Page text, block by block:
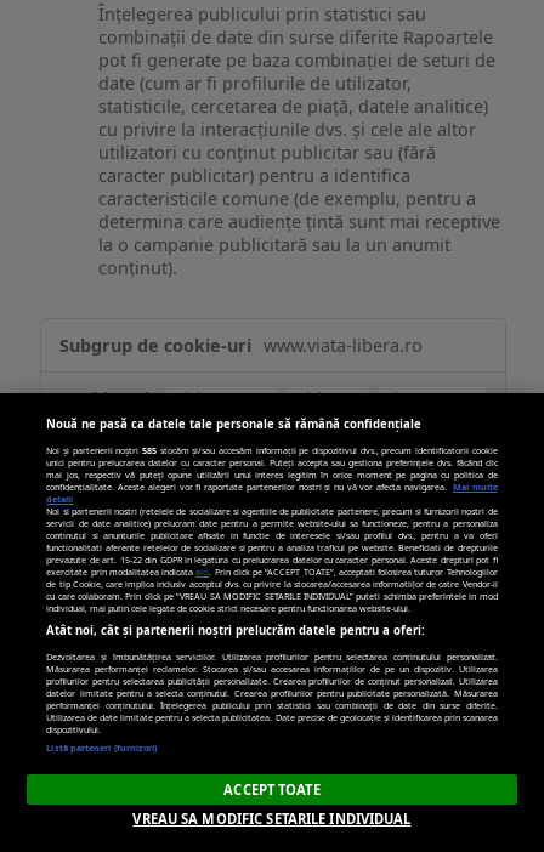
Înțelegerea publicului prin statistici sau
combinații de date din surse diferite Rapoartele
pot fi generate pe baza combinației de seturi de
date (cum ar fi profilurile de utilizator,
statisticile, cercetarea de piață, datele analitice)
cu privire la interacțiunile dvs. și cele ale altor
utilizatori cu conținut publicitar sau (fără
caracter publicitar) pentru a identifica
caracteristicile comune (de exemplu, pentru a
determina care audiențe țintă sunt mai receptive
la o campanie publicitară sau la un anumit
conținut).
www.viata-libera.ro
evid_set_0046,evid_0046,adptset_0046
Primare
Câteva secunde, 90 zile,
Câteva secunde
viata-libera.ro
cX_G,__utmt,_ga_xxxxxxxxxx,_ga,
__utmb,__utma,__utmz,__utmc,cX_P,
_ga_YTJQVQYCPP
394 zile, Câteva
secunde, 399 zile, 399 zile, Câteva secunde, 399
Nouă ne pasă ca datele tale personale să rămână confidențiale
Noi și partenerii noștri585 stocăm și/sau accesăm informații pe dispozitivul dvs., precum identificatorii cookie
unici pentru prelucrarea datelor cu caracter personal. Puteți accepta sau gestiona preferințele dvs. făcând clic
mai jos, respectiv vă puteți opune utilizării unui interes legitim în orice moment pe pagina cu politica de
confidențialitate. Aceste alegeri vor fi raportate partenerilor noștri și nu vă vor afecta navigarea.
Mai multe
detalii
Noi si partenerii nostri (retelele de socializare si agentiile de publicitate partenere, precum si furnizorii nostri de
servicii de date analitice) prelucram date pentru a permite website-ului sa functioneze, pentru a personaliza
continutul si anunturile publicitare afisate in functie de interesele si/sau profilul dvs., pentru a va oferi
functionalitati aferente retelelor de socializare si pentru a analiza traficul pe website. Beneficiati de drepturile
prevazute de art. 15-22 din GDPR in legatura cu prelucrarea datelor cu caracter personal. Aceste drepturi pot fi
exercitate prin modalitatea indicataaici . Prin click pe “ACCEPT TOATE”, acceptati folosirea tuturor Tehnologiilor
de tip Cookie, care implica inclusiv acceptul dvs. cu privire la stocarea/accesarea informatiilor de catre Vendor-ii
cu care colaboram. Prin click pe “VREAU SA MODIFIC SETARILE INDIVIDUAL” puteti schimba preferintele in mod
individual, mai putin cele legate de cookie strict necesare pentru functionarea website-ului.
Atât noi, cât și partenerii noștri prelucrăm datele pentru a oferi:
Dezvoltarea și îmbunătățirea serviciilor. Utilizarea profilurilor pentru selectarea conținutului personalizat.
Măsurarea performanței reclamelor. Stocarea și/sau accesarea informațiilor de pe un dispozitiv. Utilizarea
profilurilor pentru selectarea publicității personalizate. Crearea profilurilor de conținut personalizat. Utilizarea
datelor limitate pentru a selecta conținutul. Crearea profilurilor pentru publicitate personalizată. Măsurarea
performanței conținutului. Înțelegerea publicului prin statistici sau combinații de date din surse diferite.
Utilizarea de date limitate pentru a selecta publicitatea. Date precise de geolocație și identificarea prin scanarea
dispozitivului.
Listă parteneri (furnizori)
ACCEPT TOATE
VREAU SA MODIFIC SETARILE INDIVIDUAL